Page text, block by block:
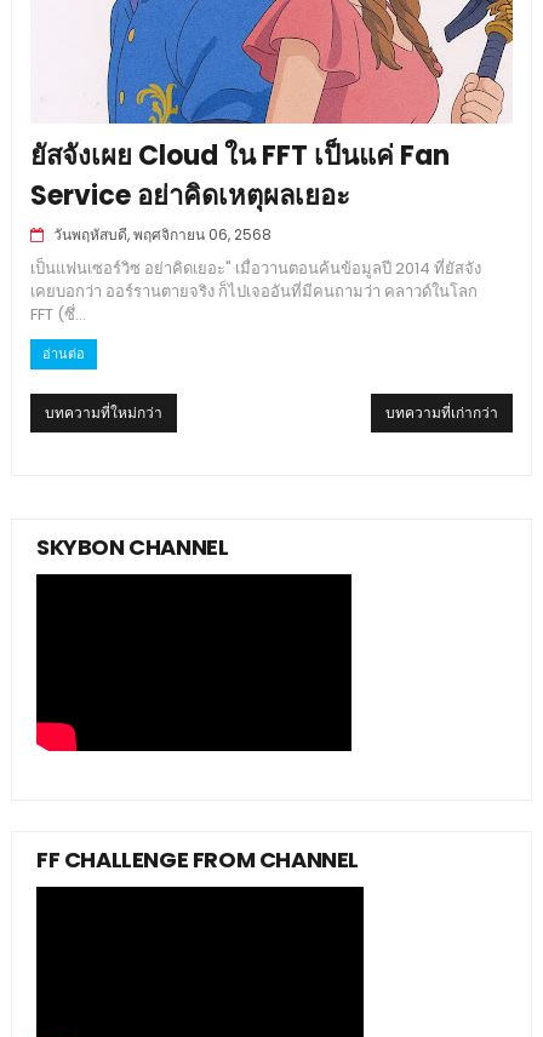
ยัสจังเผย Cloud ใน FFT เป็นแค่ Fan
Service อย่าคิดเหตุผลเยอะ
วันพฤหัสบดี, พฤศจิกายน 06, 2568
เป็นแฟนเซอร์วิซ อย่าคิดเยอะ" เมื่อวานตอนค้นข้อมูลปี 2014 ที่ยัสจัง
เคยบอกว่า ออร์รานตายจริง ก็ไปเจออันที่มีคนถามว่า คลาวด์ในโลก
FFT (ซึ่...
อ่านต่อ
บทความที่ใหม่กว่า บทความที่เก่ากว่า
SKYBON CHANNEL
FF CHALLENGE FROM CHANNEL